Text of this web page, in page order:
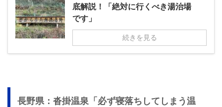
底解説！「絶対に行くべき湯治場
です」
続きを見る
長野県：沓掛温泉「必ず寝落ちしてしまう温